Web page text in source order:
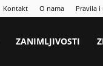
Kontakt O nama Pravila
ZANIMLJIVOSTI